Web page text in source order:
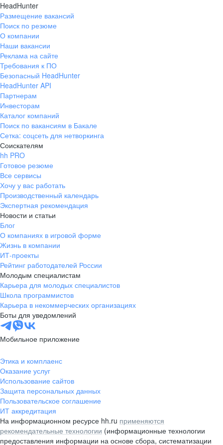
HeadHunter
Размещение вакансий
Поиск по резюме
О компании
Наши вакансии
Реклама на сайте
Требования к ПО
Безопасный HeadHunter
HeadHunter API
Партнерам
Инвесторам
Каталог компаний
Поиск по вакансиям в Бакале
Сетка: соцсеть для нетворкинга
Соискателям
hh PRO
Готовое резюме
Все сервисы
Хочу у вас работать
Производственный календарь
Экспертная рекомендация
Новости и статьи
Блог
О компаниях в игровой форме
Жизнь в компании
ИТ-проекты
Рейтинг работодателей России
Молодым специалистам
Карьера для молодых специалистов
Школа программистов
Карьера в некоммерческих организациях
Боты для уведомлений
Мобильное приложение
Этика и комплаенс
Оказание услуг
Использование сайтов
Защита персональных данных
Пользовательское соглашение
ИТ аккредитация
На информационном ресурсе hh.ru применяются
рекомендательные технологии (информационные технологии
предоставления информации на основе сбора, систематизации